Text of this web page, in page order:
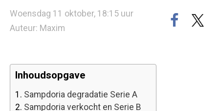
Woensdag 11 oktober, 18:15 uur
Auteur: Maxim
Inhoudsopgave
1. Sampdoria degradatie Serie A
2. Sampdoria verkocht en Serie B